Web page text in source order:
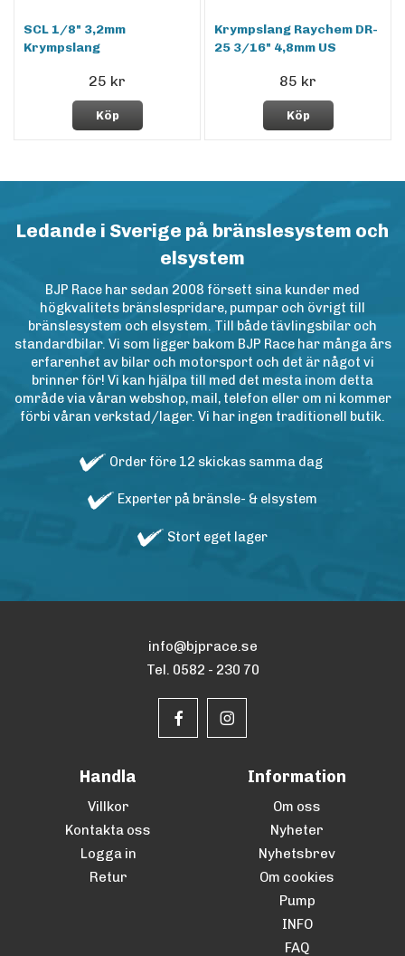
SCL 1/8" 3,2mm
Krympslang
25 kr
Köp
Krympslang Raychem DR-
25 3/16" 4,8mm US
85 kr
Köp
Ledande i Sverige på bränslesystem och
elsystem
BJP Race har sedan 2008 försett sina kunder med
högkvalitets bränslespridare, pumpar och övrigt till
bränslesystem och elsystem. Till både tävlingsbilar och
standardbilar. Vi som ligger bakom BJP Race har många års
erfarenhet av bilar och motorsport och det är något vi
brinner för! Vi kan hjälpa till med det mesta inom detta
område via våran webshop, mail, telefon eller om ni kommer
förbi våran verkstad/lager. Vi har ingen traditionell butik.
Order före 12 skickas samma dag
Experter på bränsle- & elsystem
Stort eget lager
info@bjprace.se
Tel. 0582 - 230 70
Handla
Villkor
Kontakta oss
Logga in
Retur
Information
Om oss
Nyheter
Nyhetsbrev
Om cookies
Pump
INFO
FAQ